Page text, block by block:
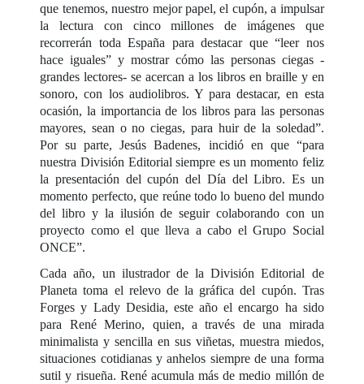
que tenemos, nuestro mejor papel, el cupón, a impulsar
la lectura con cinco millones de imágenes que
recorrerán toda España para destacar que “leer nos
hace iguales” y mostrar cómo las personas ciegas -
grandes lectores- se acercan a los libros en braille y en
sonoro, con los audiolibros. Y para destacar, en esta
ocasión, la importancia de los libros para las personas
mayores, sean o no ciegas, para huir de la soledad”.
Por su parte, Jesús Badenes, incidió en que “para
nuestra División Editorial siempre es un momento feliz
la presentación del cupón del Día del Libro. Es un
momento perfecto, que reúne todo lo bueno del mundo
del libro y la ilusión de seguir colaborando con un
proyecto como el que lleva a cabo el Grupo Social
ONCE”.
Cada año, un ilustrador de la División Editorial de
Planeta toma el relevo de la gráfica del cupón. Tras
Forges y Lady Desidia, este año el encargo ha sido
para René Merino, quien, a través de una mirada
minimalista y sencilla en sus viñetas, muestra miedos,
situaciones cotidianas y anhelos siempre de una forma
sutil y risueña. René acumula más de medio millón de